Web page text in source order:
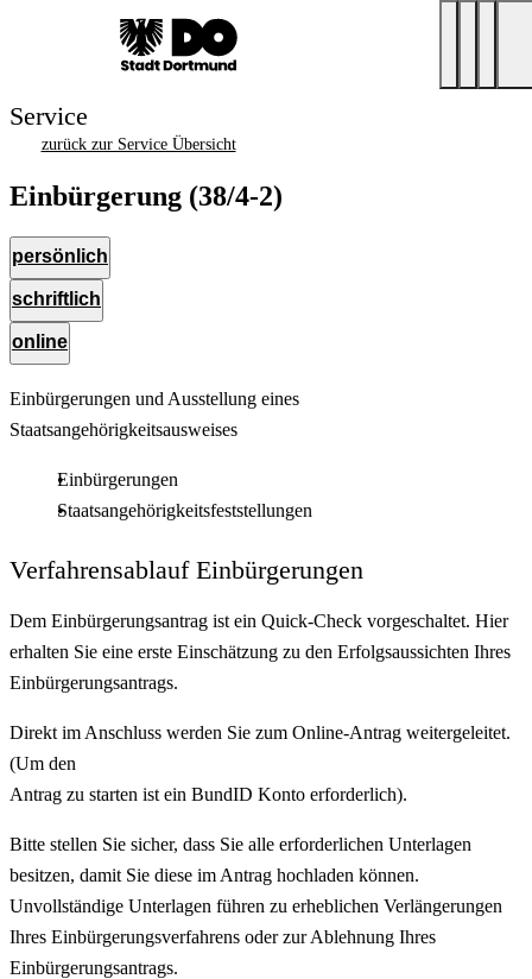
Service
zurück zur Service Übersicht
Einbürgerung (38/4-2)
persönlich
schriftlich
online
Einbürgerungen und Ausstellung eines
Staatsangehörigkeitsausweises
Einbürgerungen
Staatsangehörigkeitsfeststellungen
Verfahrensablauf Einbürgerungen
Dem Einbürgerungsantrag ist ein Quick-Check vorgeschaltet. Hier
erhalten Sie eine erste Einschätzung zu den Erfolgsaussichten Ihres
Einbürgerungsantrags.
Direkt im Anschluss werden Sie zum Online-Antrag weitergeleitet.
(Um den
Antrag zu starten ist ein BundID Konto erforderlich).
Bitte stellen Sie sicher, dass Sie alle erforderlichen Unterlagen
besitzen, damit Sie diese im Antrag hochladen können.
Unvollständige Unterlagen führen zu erheblichen Verlängerungen
Ihres Einbürgerungsverfahrens oder zur Ablehnung Ihres
Einbürgerungsantrags.